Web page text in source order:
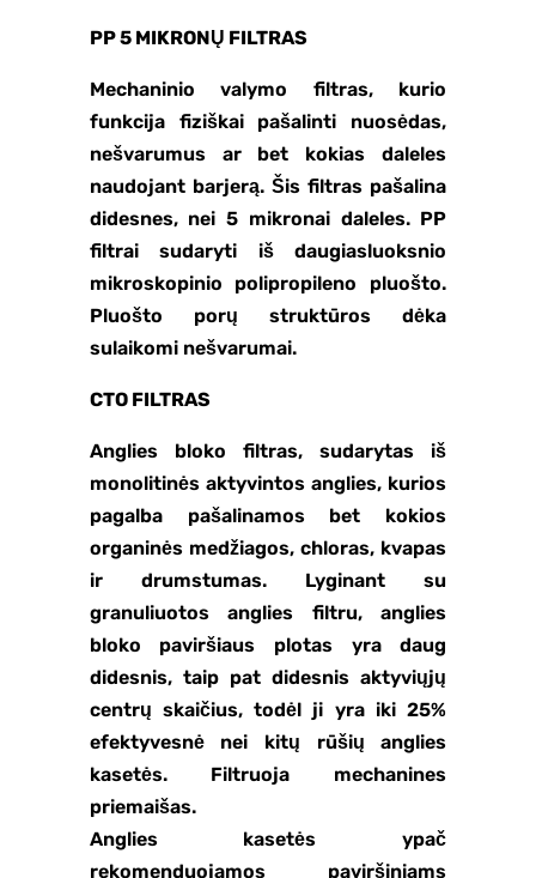
PP 5 MIKRONŲ FILTRAS
Mechaninio valymo filtras, kurio
funkcija fiziškai pašalinti nuosėdas,
nešvarumus ar bet kokias daleles
naudojant barjerą. Šis filtras pašalina
didesnes, nei 5 mikronai daleles. PP
filtrai sudaryti iš daugiasluoksnio
mikroskopinio polipropileno pluošto.
Pluošto porų struktūros dėka
sulaikomi nešvarumai.
CTO FILTRAS
Anglies bloko filtras, sudarytas iš
monolitinės aktyvintos anglies, kurios
pagalba pašalinamos bet kokios
organinės medžiagos, chloras, kvapas
ir drumstumas. Lyginant su
granuliuotos anglies filtru, anglies
bloko paviršiaus plotas yra daug
didesnis, taip pat didesnis aktyviųjų
centrų skaičius, todėl ji yra iki 25%
efektyvesnė nei kitų rūšių anglies
kasetės. Filtruoja mechanines
priemaišas.
Anglies kasetės ypač
rekomenduojamos paviršiniams